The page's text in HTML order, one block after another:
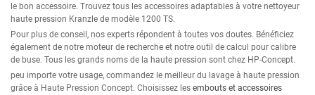
le bon accessoire. Trouvez tous les accessoires adaptables à votre nettoyeur
haute pression Kranzle de modèle 1200 TS.
Pour plus de conseil, nos experts répondent à toutes vos doutes. Bénéficiez
également de notre moteur de recherche et notre outil de calcul pour calibre
de buse. Tous les grands noms de la haute pression sont chez HP-Concept.
peu importe votre usage, commandez le meilleur du lavage à haute pression
grâce à Haute Pression Concept. Choisissez les embouts et accessoires